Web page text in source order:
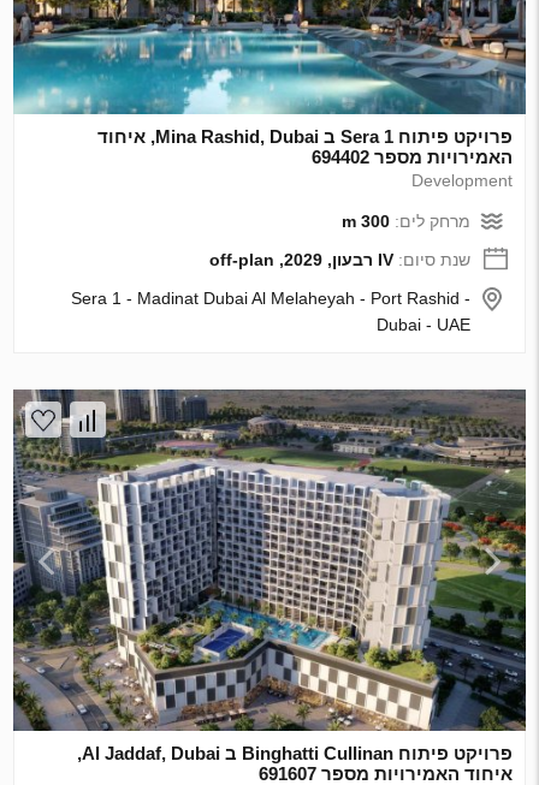
פרויקט פיתוח Sera 1 ב Mina Rashid, Dubai, איחוד
האמירויות מספר 694402
Development
מרחק לים:300 m
שנת סיום:IV רבעון, 2029, off-plan
Sera 1 - Madinat Dubai Al Melaheyah - Port Rashid -
Dubai - UAE
פרויקט פיתוח Binghatti Cullinan ב Al Jaddaf, Dubai,
איחוד האמירויות מספר 691607